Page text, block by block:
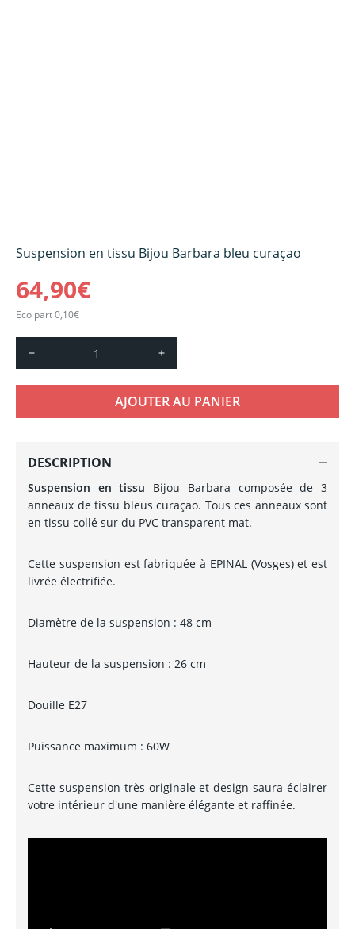
Suspension en tissu Bijou Barbara bleu curaçao
64,90€
Eco part 0,10€
add
remove
AJOUTER AU PANIER
DESCRIPTION
Suspension en tissu Bijou Barbara composée de 3
anneaux de tissu bleus curaçao. Tous ces anneaux sont
en tissu collé sur du PVC transparent mat.
Cette suspension est fabriquée à EPINAL (Vosges) et est
livrée électrifiée.
Diamètre de la suspension : 48 cm
Hauteur de la suspension : 26 cm
Douille E27
Puissance maximum : 60W
Cette suspension très originale et design saura éclairer
votre intérieur d'une manière élégante et raffinée.